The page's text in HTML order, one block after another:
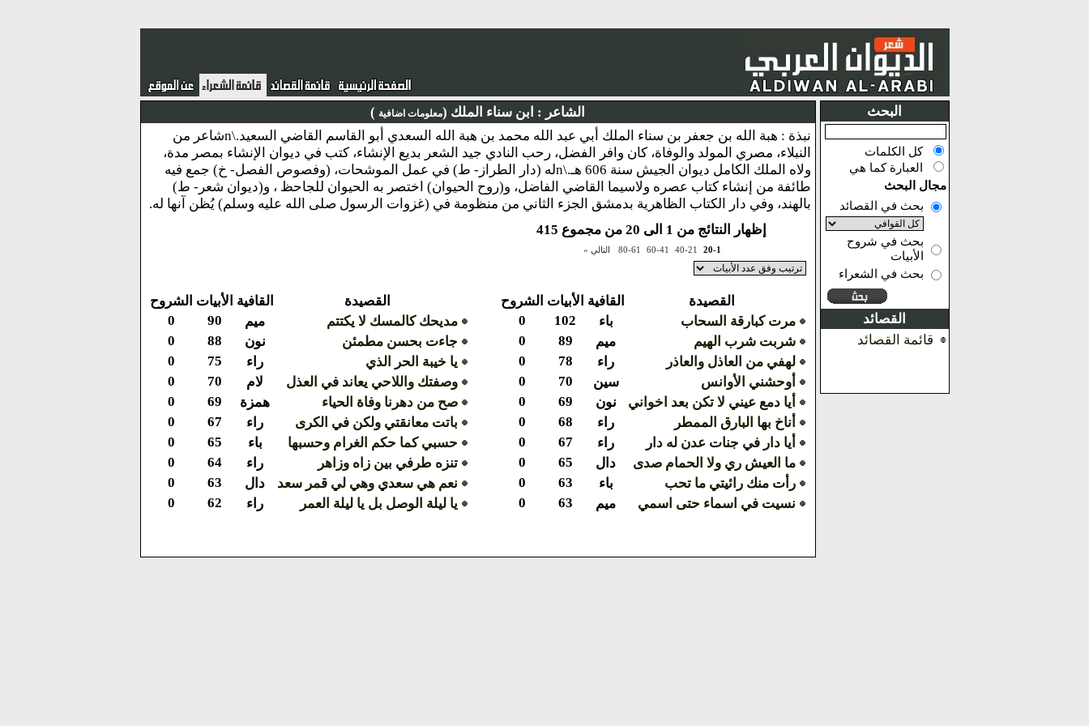
البحث
كل الكلمات
العبارة كما هي
مجال البحث
بحث في القصائد
بحث في شروح
الأبيات
بحث في الشعراء
القصائد
قائمة القصائد
الشاعر : ابن سناء الملك (معلومات اضافية )
نبذة : هبة الله بن جعفر بن سناء الملك أبي عبد الله محمد بن هبة الله السعدي أبو القاسم القاضي السعيد.\nشاعر من
النبلاء، مصري المولد والوفاة، كان وافر الفضل، رحب النادي جيد الشعر بديع الإنشاء، كتب في ديوان الإنشاء بمصر مدة،
ولاه الملك الكامل ديوان الجيش سنة 606 هـ.\nله (دار الطراز- ط) في عمل الموشحات، (وفصوص الفصل- خ) جمع فيه
طائفة من إنشاء كتاب عصره ولاسيما القاضي الفاضل، و(روح الحيوان) اختصر به الحيوان للجاحظ ، و(ديوان شعر- ط)
بالهند، وفي دار الكتاب الظاهرية بدمشق الجزء الثاني من منظومة في (غزوات الرسول صلى الله عليه وسلم) يُظن آنها له.
إظهار النتائج من 1 الى 20 من مجموع 415
20-1
40-21
60-41
80-61 التالي »
القصيدة القافية الأبيات الشروح القصيدة القافية الأبيات الشروح
مرت كبارقة السحاب
باء 102
0 مديحك كالمسك لا يكتتم ميم 90
0
شربت شرب الهيم
ميم 89
0 جاءت بحسن مطمئن نون 88
0
لهفي من العاذل والعاذر
راء 78
0 يا خيبة الحر الذي راء 75
0
أوحشني الأوانس
سين 70
0 وصفتك واللاحي يعاند في العذل لام 70
0
أيا دمع عيني لا تكن بعد اخواني
نون 69
0 صح من دهرنا وفاة الحياء همزة 69
0
أناخ بها البارق الممطر
راء 68
0 باتت معانقتي ولكن في الكرى راء 67
0
أيا دار في جنات عدن له دار
راء 67
0 حسبي كما حكم الغرام وحسبها باء 65
0
ما العيش ري ولا الحمام صدى
دال 65
0 تنزه طرفي بين زاه وزاهر راء 64
0
رأت منك رائيتي ما تحب
باء 63
0 نعم هي سعدي وهي لي قمر سعد دال 63
0
نسيت في اسماء حتى اسمي
ميم 63
0 يا ليلة الوصل بل يا ليلة العمر راء 62
0